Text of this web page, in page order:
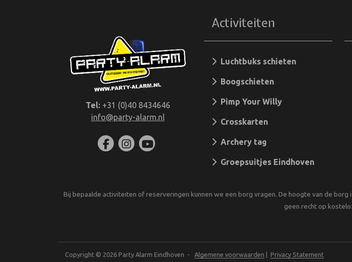
Tel:+31 (0)40 8434646
info@party-alarm.nl
Activiteiten
Luchtbuks schieten
Boogschieten
Pimp Your Willy
Crosskarten
Archery tag
Groepsuitjes Eindhoven
Bij bepaalde activiteiten of reserveringen kunnen we een borg vragen. De hoogte van de
geen recht op
Copyright © 2026 Party Alarm Eindhoven - Algemene voorwaarden Privacy Statement